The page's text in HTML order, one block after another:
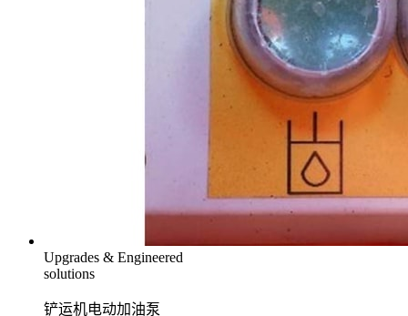
Upgrades & Engineered
solutions
铲运机电动加油泵